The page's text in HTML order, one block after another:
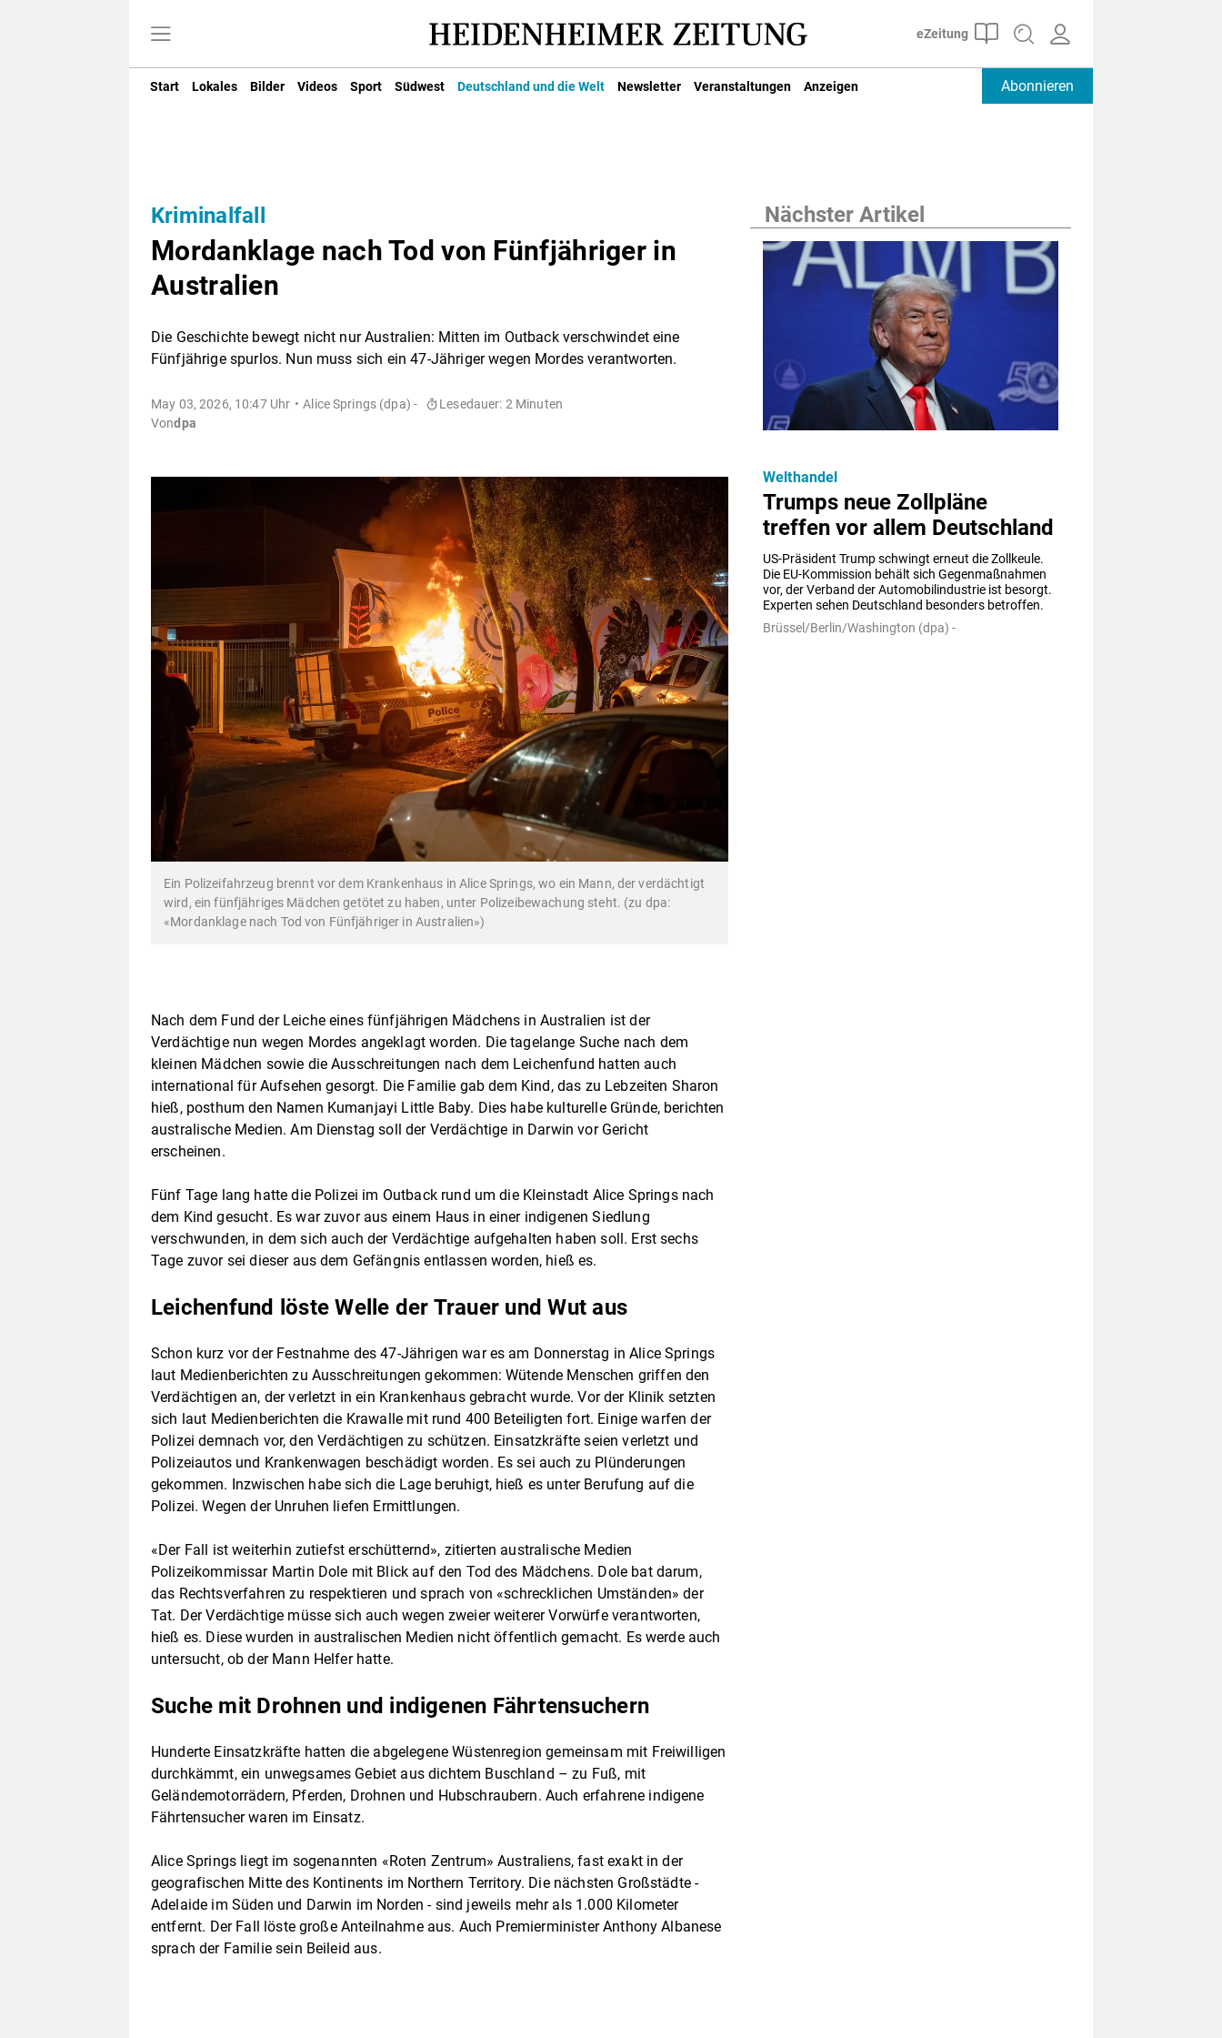
Start Lokales Bilder Videos Sport Südwest Deutschland und die Welt Newsletter Veranstaltungen Anzeigen Abonnieren
Kriminalfall
Mordanklage nach Tod von Fünfjähriger in
Australien
Die Geschichte bewegt nicht nur Australien: Mitten im Outback verschwindet eine
Fünfjährige spurlos. Nun muss sich ein 47-Jähriger wegen Mordes verantworten.
May 03, 2026, 10:47 Uhr Alice Springs (dpa) -
Lesedauer: 2 Minuten
Vondpa
Ein Polizeifahrzeug brennt vor dem Krankenhaus in Alice Springs, wo ein Mann, der verdächtigt
wird, ein fünfjähriges Mädchen getötet zu haben, unter Polizeibewachung steht. (zu dpa:
«Mordanklage nach Tod von Fünfjähriger in Australien»)
Nach dem Fund der Leiche eines fünfjährigen Mädchens in Australien ist der
Verdächtige nun wegen Mordes angeklagt worden. Die tagelange Suche nach dem
kleinen Mädchen sowie die Ausschreitungen nach dem Leichenfund hatten auch
international für Aufsehen gesorgt. Die Familie gab dem Kind, das zu Lebzeiten Sharon
hieß, posthum den Namen Kumanjayi Little Baby. Dies habe kulturelle Gründe, berichten
australische Medien. Am Dienstag soll der Verdächtige in Darwin vor Gericht
erscheinen.
Fünf Tage lang hatte die Polizei im Outback rund um die Kleinstadt Alice Springs nach
dem Kind gesucht. Es war zuvor aus einem Haus in einer indigenen Siedlung
verschwunden, in dem sich auch der Verdächtige aufgehalten haben soll. Erst sechs
Tage zuvor sei dieser aus dem Gefängnis entlassen worden, hieß es.
Leichenfund löste Welle der Trauer und Wut aus
Schon kurz vor der Festnahme des 47-Jährigen war es am Donnerstag in Alice Springs
laut Medienberichten zu Ausschreitungen gekommen: Wütende Menschen griffen den
Verdächtigen an, der verletzt in ein Krankenhaus gebracht wurde. Vor der Klinik setzten
sich laut Medienberichten die Krawalle mit rund 400 Beteiligten fort. Einige warfen der
Polizei demnach vor, den Verdächtigen zu schützen. Einsatzkräfte seien verletzt und
Polizeiautos und Krankenwagen beschädigt worden. Es sei auch zu Plünderungen
gekommen. Inzwischen habe sich die Lage beruhigt, hieß es unter Berufung auf die
Polizei. Wegen der Unruhen liefen Ermittlungen.
«Der Fall ist weiterhin zutiefst erschütternd», zitierten australische Medien
Polizeikommissar Martin Dole mit Blick auf den Tod des Mädchens. Dole bat darum,
das Rechtsverfahren zu respektieren und sprach von «schrecklichen Umständen» der
Tat. Der Verdächtige müsse sich auch wegen zweier weiterer Vorwürfe verantworten,
hieß es. Diese wurden in australischen Medien nicht öffentlich gemacht. Es werde auch
untersucht, ob der Mann Helfer hatte.
Suche mit Drohnen und indigenen Fährtensuchern
Hunderte Einsatzkräfte hatten die abgelegene Wüstenregion gemeinsam mit Freiwilligen
durchkämmt, ein unwegsames Gebiet aus dichtem Buschland – zu Fuß, mit
Geländemotorrädern, Pferden, Drohnen und Hubschraubern. Auch erfahrene indigene
Fährtensucher waren im Einsatz.
Alice Springs liegt im sogenannten «Roten Zentrum» Australiens, fast exakt in der
geografischen Mitte des Kontinents im Northern Territory. Die nächsten Großstädte -
Adelaide im Süden und Darwin im Norden - sind jeweils mehr als 1.000 Kilometer
entfernt. Der Fall löste große Anteilnahme aus. Auch Premierminister Anthony Albanese
sprach der Familie sein Beileid aus.
Nächster Artikel
Trumps neue Zollpläne
treffen vor allem Deutschland
US-Präsident Trump schwingt erneut die Zollkeule.
Die EU-Kommission behält sich Gegenmaßnahmen
vor, der Verband der Automobilindustrie ist besorgt.
Experten sehen Deutschland besonders betroffen.
Welthandel
Brüssel/Berlin/Washington (dpa) -